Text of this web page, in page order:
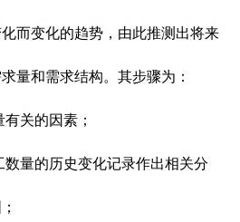
而变化的趋势，由此推测出将来
量和需求结构。其步骤为：
关的因素；
量的历史变化记录作出相关分